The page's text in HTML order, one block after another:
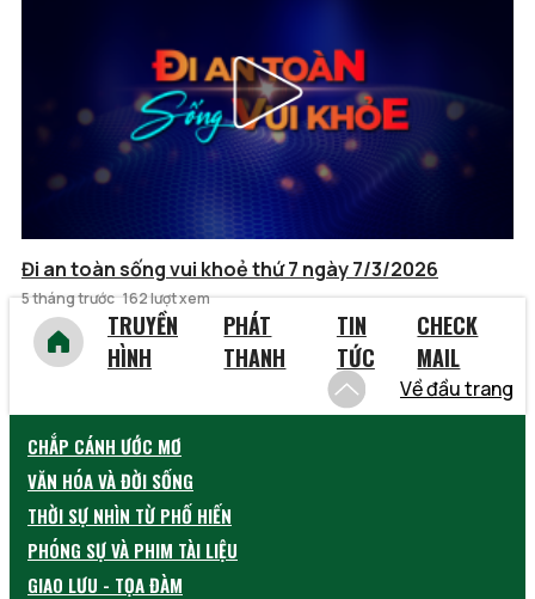
Đi an toàn sống vui khoẻ thứ 7 ngày 7/3/2026
5 tháng trước 162 lượt xem
TRUYỀN
HÌNH
PHÁT
THANH
TIN
TỨC
CHECK
MAIL
Về đầu trang
CHẮP CÁNH ƯỚC MƠ
VĂN HÓA VÀ ĐỜI SỐNG
THỜI SỰ NHÌN TỪ PHỐ HIẾN
PHÓNG SỰ VÀ PHIM TÀI LIỆU
GIAO LƯU - TỌA ĐÀM